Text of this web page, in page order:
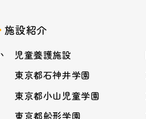
施設紹介
児童養護施設
東京都石神井学園
東京都小山児童学園
東京都船形学園